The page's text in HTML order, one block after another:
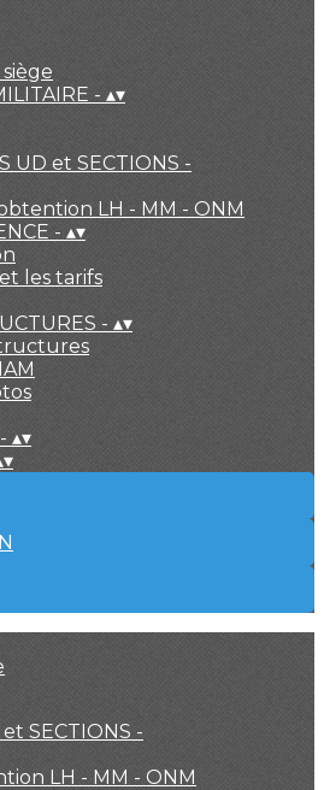
- ▴▾
UD et SECTIONS -
LH - MM - ONM
- ▴▾
les tarifs
- ▴▾
▴▾
▾
SECTIONS -
LH - MM - ONM